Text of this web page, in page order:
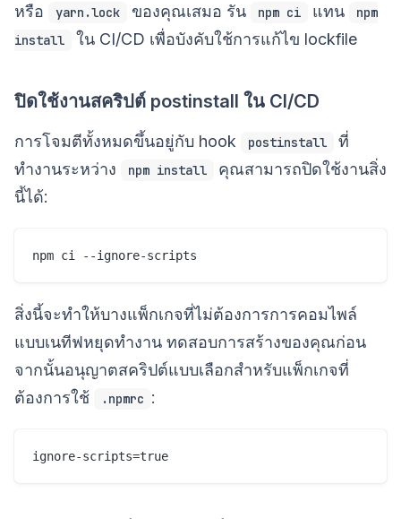
หรือ yarn.lock ของคุณเสมอ รัน npm ci แทน
npm
install
ใน CI/CD เพื่อบังคับใช้การแก้ไข lockfile
ปิดใช้งานสคริปต์ postinstall ใน CI/CD
การโจมตีทั้งหมดขึ้นอยู่กับ hook postinstall
ที่
ทำงานระหว่าง
npm install
คุณสามารถปิดใช้งานสิ่ง
นี้ได้:
สิ่งนี้จะทำให้บางแพ็กเกจที่ไม่ต้องการการคอมไพล์
แบบเนทีฟหยุดทำงาน ทดสอบการสร้างของคุณก่อน
จากนั้นอนุญาตสคริปต์แบบเลือกสำหรับแพ็กเกจที่
ต้องการใช้
.npmrc :